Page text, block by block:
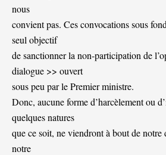
nous
convient pas. Ces convocations sous
seul objectif
de sanctionner la non-participation de
dialogue >> ouvert
sous peu par le Premier ministre.
Donc, aucune forme d’harcèlement ou
quelques natures
que ce soit, ne viendront à bout de notre
notre